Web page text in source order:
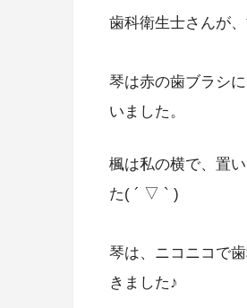
歯科衛生士さんが
琴は赤の歯ブラシ
いました。
楓は私の横で、置
た( ´ ▽ ` )
琴は、ニコニコで
きました♪